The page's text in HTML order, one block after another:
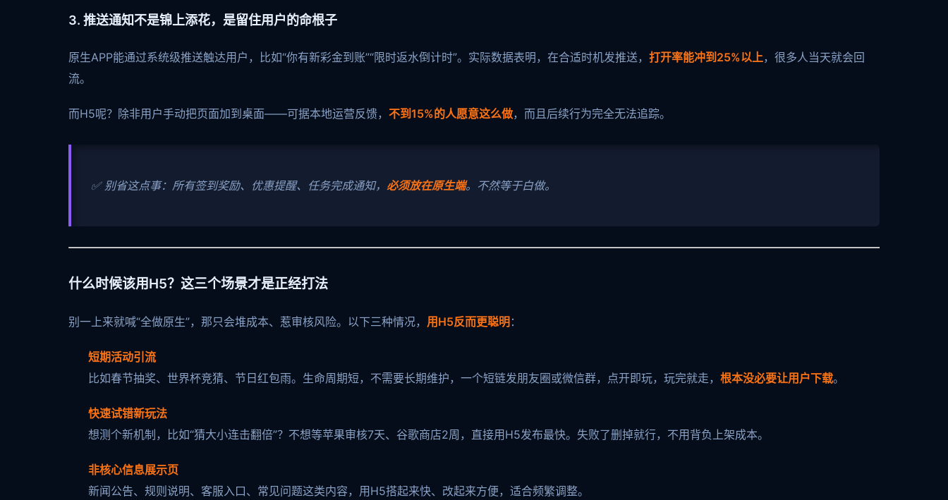
3. 推送通知不是锦上添花，是留住用户的命根子
原生APP能通过系统级推送触达用户，比如“你有新彩金到账”“限时返水倒计时”。实际数据表明，在合适时机发推送， 打开率能冲到25%以上 ，很多人当天就会回
流。
而H5呢？除非用户手动把页面加到桌面——可据本地运营反馈， 不到15%的人愿意这么做，而且后续行为完全无法追踪。
✅ 别省这点事：所有签到奖励、优惠提醒、任务完成通知， 必须放在原生端。不然等于白做。
什么时候该用H5？这三个场景才是正经打法
别一上来就喊“全做原生”，那只会堆成本、惹审核风险。以下三种情况， 用H5反而更聪明：
短期活动引流
比如春节抽奖、世界杯竞猜、节日红包雨。生命周期短，不需要长期维护，一个短链发朋友圈或微信群，点开即玩，玩完就走， 根本没必要让用户下载。
快速试错新玩法
想测个新机制，比如“猜大小连击翻倍”？不想等苹果审核7天、谷歌商店2周，直接用H5发布最快。失败了删掉就行，不用背负上架成本。
非核心信息展示页
新闻公告、规则说明、客服入口、常见问题这类内容，用H5搭起来快、改起来方便，适合频繁调整。